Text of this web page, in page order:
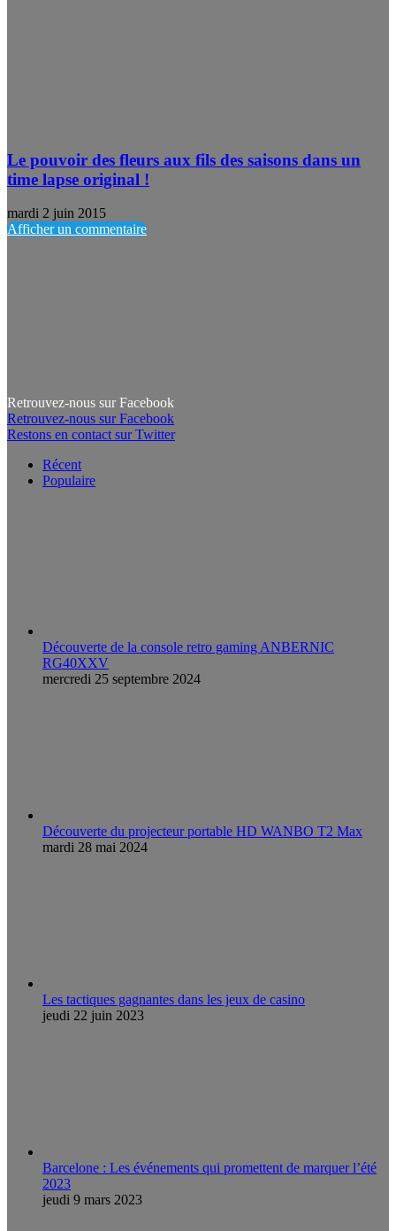
Le pouvoir des fleurs aux fils des saisons dans un
time lapse original !
mardi 2 juin 2015
Afficher un commentaire
Retrouvez-nous sur Facebook
Retrouvez-nous sur Facebook
Restons en contact sur Twitter
Récent
Populaire
Découverte de la console retro gaming ANBERNIC
RG40XXV
mercredi 25 septembre 2024
Découverte du projecteur portable HD WANBO T2 Max
mardi 28 mai 2024
Les tactiques gagnantes dans les jeux de casino
jeudi 22 juin 2023
Barcelone : Les événements qui promettent de marquer l’été
2023
jeudi 9 mars 2023